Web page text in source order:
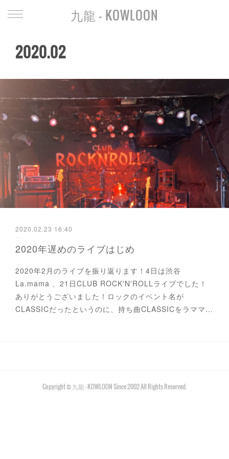
九龍 - KOWLOON
2020.02
2020.02.23 16:40
2020年遅めのライブはじめ
2020年2月のライブを振り返ります！4日は渋谷
La.mama 、21日CLUB ROCK'N'ROLLライブでした！
ありがとうございました！ロックのイベント名が
CLASSICだったというのに、持ち曲CLASSICをラママ…
Copyright © 九龍 - KOWLOON Since 2002 All Rights Reserved.